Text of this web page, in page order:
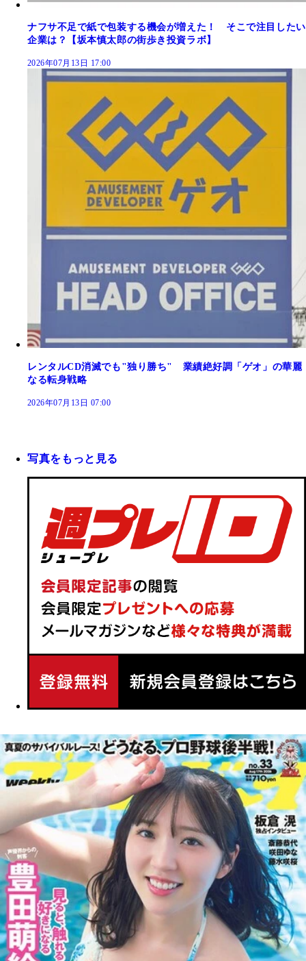
ナフサ不足で紙で包装する機会が増えた！ そこで注目したい
企業は？【坂本慎太郎の街歩き投資ラボ】
2026年07月13日 17:00
レンタルCD消滅でも"独り勝ち" 業績絶好調「ゲオ」の華麗
なる転身戦略
2026年07月13日 07:00
写真をもっと見る